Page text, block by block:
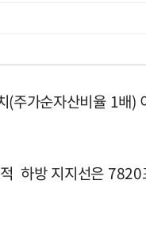
주가순자산비율 1배)
하방 지지선은